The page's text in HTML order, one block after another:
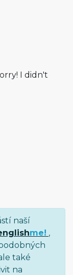
I didn't
naší
me! ,
také
na